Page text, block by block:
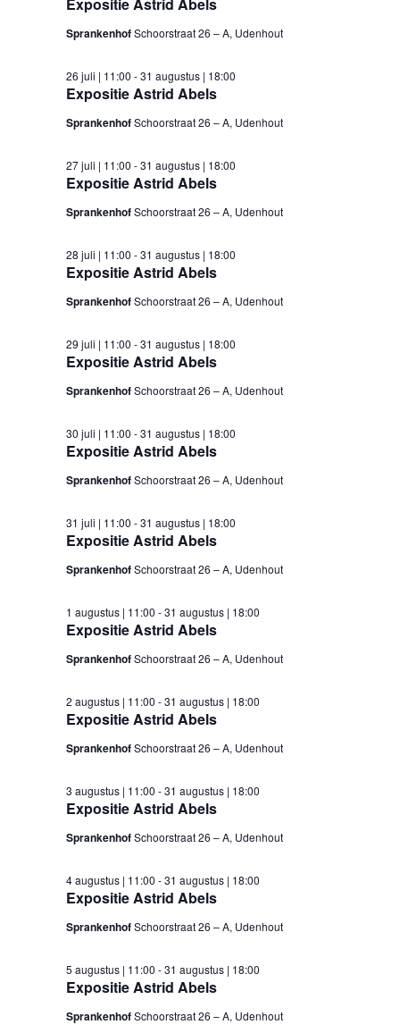
SprankenhofSchoorstraat 26 – A, Udenhout
Expositie Astrid Abels
26 juli | 11:00 -31 augustus | 18:00
SprankenhofSchoorstraat 26 – A, Udenhout
Expositie Astrid Abels
27 juli | 11:00 -31 augustus | 18:00
SprankenhofSchoorstraat 26 – A, Udenhout
Expositie Astrid Abels
28 juli | 11:00 -31 augustus | 18:00
SprankenhofSchoorstraat 26 – A, Udenhout
Expositie Astrid Abels
29 juli | 11:00 -31 augustus | 18:00
SprankenhofSchoorstraat 26 – A, Udenhout
Expositie Astrid Abels
30 juli | 11:00 -31 augustus | 18:00
SprankenhofSchoorstraat 26 – A, Udenhout
Expositie Astrid Abels
31 juli | 11:00 -31 augustus | 18:00
SprankenhofSchoorstraat 26 – A, Udenhout
Expositie Astrid Abels
1 augustus | 11:00 -31 augustus | 18:00
SprankenhofSchoorstraat 26 – A, Udenhout
Expositie Astrid Abels
2 augustus | 11:00 -31 augustus | 18:00
SprankenhofSchoorstraat 26 – A, Udenhout
Expositie Astrid Abels
3 augustus | 11:00 -31 augustus | 18:00
SprankenhofSchoorstraat 26 – A, Udenhout
Expositie Astrid Abels
4 augustus | 11:00 -31 augustus | 18:00
SprankenhofSchoorstraat 26 – A, Udenhout
Expositie Astrid Abels
5 augustus | 11:00 -31 augustus | 18:00
SprankenhofSchoorstraat 26 – A, Udenhout